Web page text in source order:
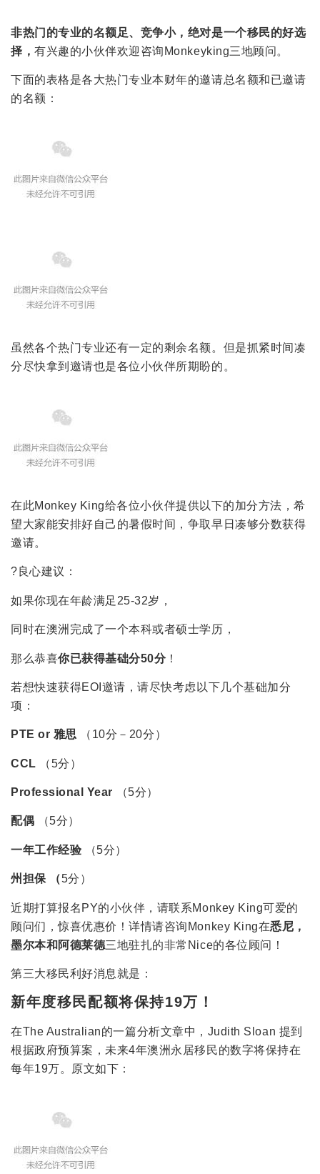
非热门的专业的名额足、竞争小，绝对是一个移民的好选
择，有兴趣的小伙伴欢迎咨询Monkeyking三地顾问。
下面的表格是各大热门专业本财年的邀请总名额和已邀请
的名额：
虽然各个热门专业还有一定的剩余名额。但是抓紧时间凑
分尽快拿到邀请也是各位小伙伴所期盼的。
在此Monkey King给各位小伙伴提供以下的加分方法，希
望大家能安排好自己的暑假时间，争取早日凑够分数获得
邀请。
?良心建议：
如果你现在年龄满足25-32岁，
同时在澳洲完成了一个本科或者硕士学历，
那么恭喜你已获得基础分50分！
若想快速获得EOI邀请，请尽快考虑以下几个基础加分
项：
PTE or 雅思 （10分－20分）
CCL （5分）
Professional Year （5分）
配偶 （5分）
一年工作经验 （5分）
州担保 （5分）
近期打算报名PY的小伙伴，请联系Monkey King可爱的
顾问们，惊喜优惠价！详情请咨询Monkey King在悉尼，
墨尔本和阿德莱德三地驻扎的非常Nice的各位顾问！
第三大移民利好消息就是：
新年度移民配额将保持19万！
在The Australian的一篇分析文章中，Judith Sloan 提到
根据政府预算案，未来4年澳洲永居移民的数字将保持在
每年19万。原文如下：